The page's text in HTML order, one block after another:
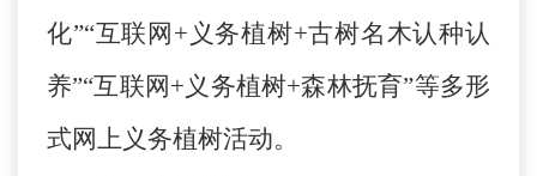
化”“互联网+义务植树+古树名木认种认
养”“互联网+义务植树+森林抚育”等多形
式网上义务植树活动。